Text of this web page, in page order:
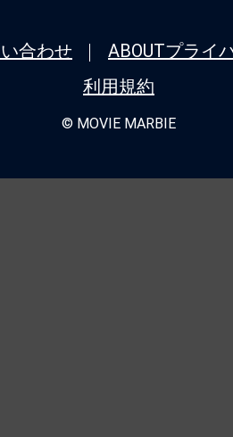
合わせ ABOUTプライ
利用規約
© MOVIE MARBIE